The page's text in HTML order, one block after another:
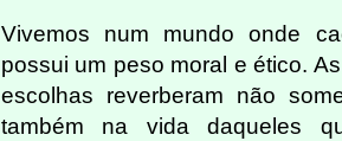
Vivemos num mundo onde
possui um peso moral e ético.
escolhas reverberam não
também na vida daqueles